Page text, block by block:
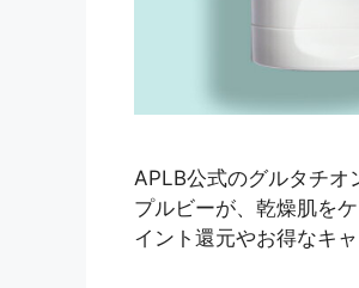
APLB公式のグルタチオ
プルビーが、乾燥肌を
イント還元やお得なキ